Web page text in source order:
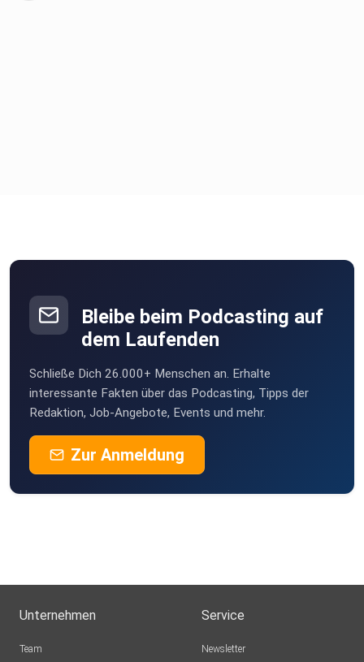
Bleibe beim Podcasting auf
dem Laufenden
Schließe Dich 26.000+ Menschen an. Erhalte
interessante Fakten über das Podcasting, Tipps der
Redaktion, Job-Angebote, Events und mehr.
Zur Anmeldung
Unternehmen
Team
Service
Newsletter